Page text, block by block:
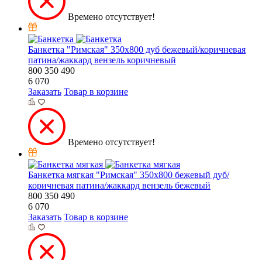
Времено отсутствует!
Банкетка "Римская" 350х800 дуб бежевый/коричневая
патина/жаккард вензель коричневый
800 350 490
6 070
Заказать Товар в корзине
Времено отсутствует!
Банкетка мягкая "Римская" 350х800 бежевый дуб/
коричневая патина/жаккард вензель бежевый
800 350 490
6 070
Заказать Товар в корзине